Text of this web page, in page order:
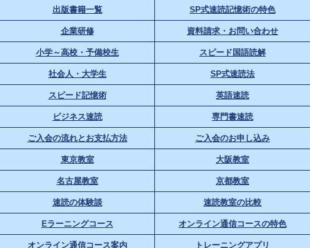
出版書籍一覧 SP式速読記憶術の特色
企業研修 資料請求・お問い合わせ
小学～高校・予備校生 スピード国語読解
社会人・大学生 SP式速読法
スピード記憶術 英語速読
ビジネス速読 専門書速読
ご入会の流れとお支払方法 ご入会のお申し込み
東京教室 大阪教室
名古屋教室 京都教室
速読の体験談 速読教室の比較
Eラーニングコース オンライン通信コースの特色
オンライン通信コース案内 トレーニングアプリ